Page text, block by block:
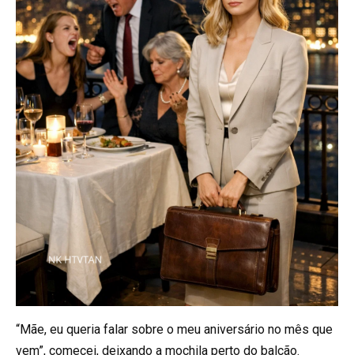
“Mãe, eu queria falar sobre o meu aniversário no mês que
vem”, comecei, deixando a mochila perto do balcão.